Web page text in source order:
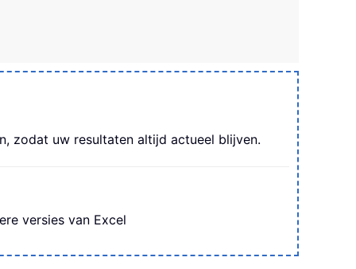
zodat uw resultaten altijd actueel blijven.
versies van Excel